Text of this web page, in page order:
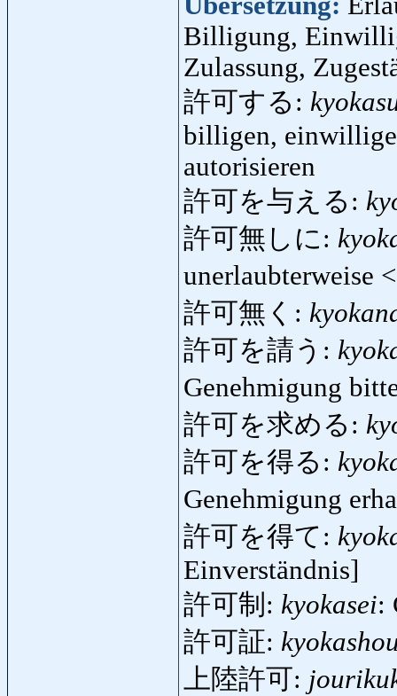
Billigung,
Zulassung,
許可する:
billigen,
autorisieren
許可を与える:
許可無しに:
unerlaubterweise
許可無く:
許可を請う:
Genehmigung
許可を求める:
許可を得る:
Genehmigung
許可を得て:
Einverständnis]
許可制: kyokasei:
許可証:
上陸許可: